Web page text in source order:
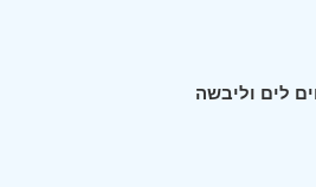
לים וליבשה